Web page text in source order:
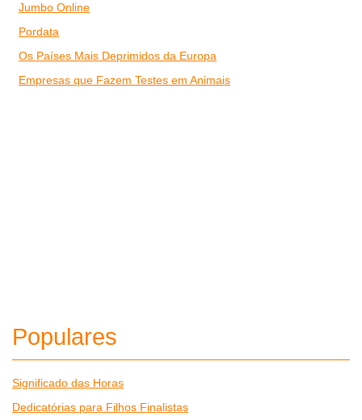
Jumbo Online
Pordata
Os Países Mais Deprimidos da Europa
Empresas que Fazem Testes em Animais
Populares
Significado das Horas
Dedicatórias para Filhos Finalistas